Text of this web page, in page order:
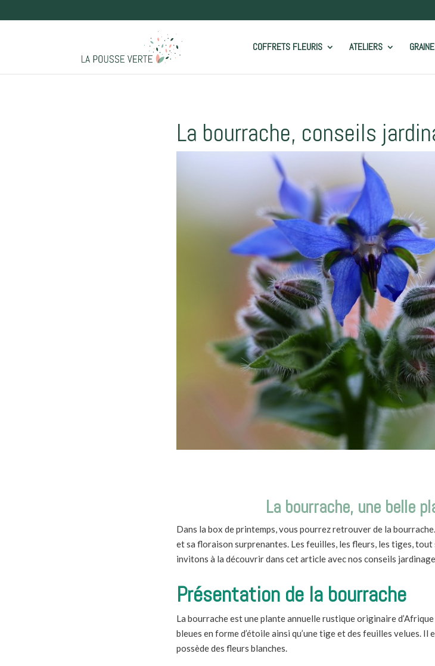
COFFRETS FLEURIS ATELIERS
La bourrache, conseils
La bourrache, une belle
Dans la box de printemps, vous pourrez retrouver de la
et sa floraison surprenantes. Les feuilles, les fleurs, les tiges, tout
invitons à la découvrir dans cet article avec nos conseils
Présentation de la bourrache
La bourrache est une plante annuelle rustique originaire
bleues en forme d’étoile ainsi qu’une tige et des feuilles velues.
possède des fleurs blanches.